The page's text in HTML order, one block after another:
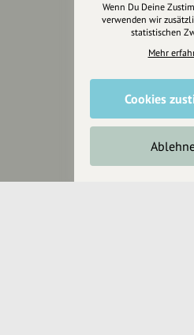
Inhalte
Jetzt
Spendenquittung ausstellen.
Wenn Du Deine
verwenden wir
statistischen
Mehr
Cookies